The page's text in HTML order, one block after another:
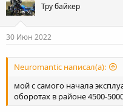
Тру байкер
30 Июн 2022
Neuromantic написал(а):
мой с самого начала
оборотах в районе 4500-